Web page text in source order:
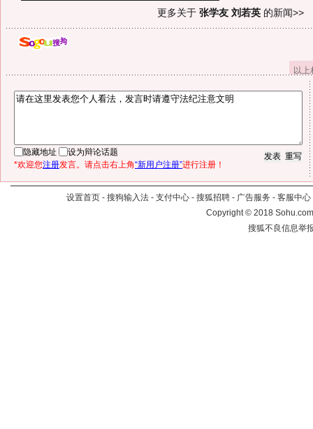
更多关于 张学友 刘若英 的新闻>>
以
隐藏地址
设为辩论话题
*欢迎您注册发言。请点击右上角“新用户注册”进行注册！
设置首页 - 搜狗输入法 - 支付中心 - 搜狐招聘 - 广告服务 - 客服中心
Copyright©2018
搜狐不良信息举